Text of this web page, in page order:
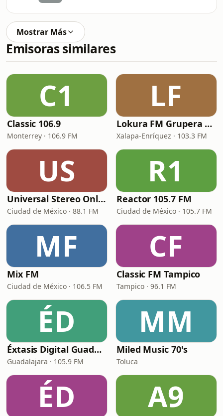
Mostrar Más
Emisoras similares
C1
Classic 106.9
Monterrey · 106.9 FM
LF
Lokura FM Grupera Xalapa
Xalapa-Enríquez · 103.3 FM
US
Universal Stereo Online
Ciudad de México · 88.1 FM
R1
Reactor 105.7 FM
Ciudad de México · 105.7 FM
MF
Mix FM
Ciudad de México · 106.5 FM
CF
Classic FM Tampico
Tampico · 96.1 FM
ÉD
Éxtasis Digital Guadalajara
Guadalajara · 105.9 FM
MM
Miled Music 70's
Toluca
ÉD A9